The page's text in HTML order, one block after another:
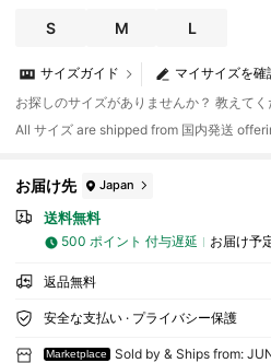
S M L
マイサイズを確
サイズガイド
お探しのサイズがありませんか？ 教えて
All サイズ are shipped from 国内発送
お届け先 Japan
送料無料
500 ポイント 付与遅延 お届け予
返品無料
安全な支払い · プライバシー保護
Marketplace Sold by & Ships from: